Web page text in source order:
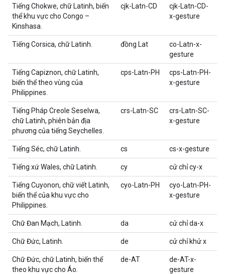
Tiếng Chokwe, chữ Latinh, biến
thể khu vực cho Congo –
Kinshasa.
cjk-Latn-CD
cjk-Latn-CD-
x-gesture
Tiếng Corsica, chữ Latinh. đồng Lat
co-Latn-x-
gesture
Tiếng Capiznon, chữ Latinh,
biến thể theo vùng của
Philippines.
cps-Latn-PH
cps-Latn-PH-
x-gesture
Tiếng Pháp Creole Seselwa,
chữ Latinh, phiên bản địa
phương của tiếng Seychelles.
crs-Latn-SC
crs-Latn-SC-
x-gesture
Tiếng Séc, chữ Latinh. cs cs-x-gesture
Tiếng xứ Wales, chữ Latinh. cy cử chỉ cy-x
Tiếng Cuyonon, chữ viết Latinh,
biến thể của khu vực cho
Philippines.
cyo-Latn-PH
cyo-Latn-PH-
x-gesture
Chữ Đan Mạch, Latinh. da cử chỉ da-x
Chữ Đức, Latinh. de cử chỉ khử x
Chữ Đức, chữ Latinh, biến thể
theo khu vực cho Áo.
de-AT
de-AT-x-
gesture